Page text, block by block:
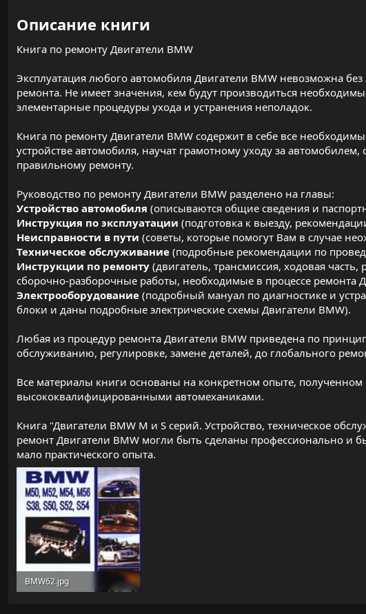
Описание книги​
Книга по ремонту Двигатели BMW
Эксплуатация любого автомобиля Двигатели BMW невозможна
ремонта. Не имеет значения, кем будут производиться
элементарные процедуры ухода и устранения неполадок.
Книга по ремонту Двигатели BMW содержит в себе все
устройстве автомобиля, научат грамотному уходу за
правильному ремонту.
Руководство по ремонту Двигатели BMW разделено на главы:
Устройство автомобиля (описываются общие сведения и
Инструкция по эксплуатации (подготовка к выезду,
Неисправности в пути (советы, которые помогут Вам в случае
Техническое обслуживание (подробные рекомендации по
Инструкции по ремонту (двигатель, трансмиссия, ходовая
сборочно-разборочные работы, необходимые в процессе ремонта
Электрооборудование (подробный мануал по диагностике и
блоки и даны подробные электрические схемы Двигатели BMW).
Любая из процедур ремонта Двигатели BMW приведена по
обслуживанию, регулировке, замене деталей, до глобального
Все материалы книги основаны на конкретном опыте,
высококвалифицированными автомеханиками.
Книга "Двигатели BMW M и S серий. Устройство, техническое
ремонт Двигатели BMW могли быть сделаны профессионально и
мало практического опыта.
BMW62.jpg